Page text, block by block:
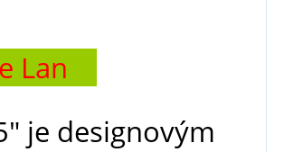
Lan
je designovým